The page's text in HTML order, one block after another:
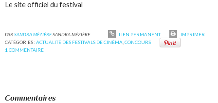
Le site officiel du festival
PARSANDRA MÉZIÈRESANDRA MÉZIÈRE LIEN PERMANENT
IMPRIMER
CATÉGORIES :ACTUALITÉ DES FESTIVALS DE CINÉMA ,CONCOURS
1 COMMENTAIRE
Commentaires